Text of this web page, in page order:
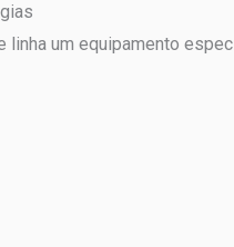
um equipamento